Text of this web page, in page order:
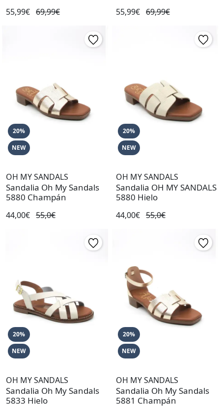
55,99€ 69,99€ 55,99€ 69,99€
20%
NEW
OH MY SANDALS
Sandalia Oh My Sandals
5880 Champán
44,00€ 55,0€
20%
NEW
OH MY SANDALS
Sandalia OH MY SANDALS
5880 Hielo
44,00€ 55,0€
20%
NEW
OH MY SANDALS
Sandalia Oh My Sandals
5833 Hielo
20%
NEW
OH MY SANDALS
Sandalia Oh My Sandals
5881 Champán